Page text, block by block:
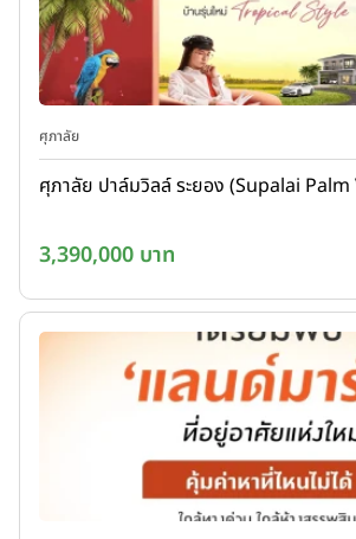
ศุภาลัย
ศุภาลัย ปาล์มวิลล์ ระยอง (Supalai
3,390,000 บาท